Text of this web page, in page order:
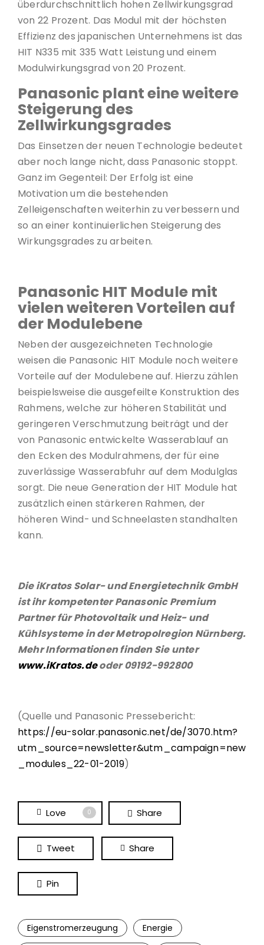
überdurchschnittlich hohen Zellwirkungsgrad
von 22 Prozent. Das Modul mit der höchsten
Effizienz des japanischen Unternehmens ist das
HIT N335 mit 335 Watt Leistung und einem
Modulwirkungsgrad von 20 Prozent.
Panasonic plant eine weitere
Steigerung des
Zellwirkungsgrades
Das Einsetzen der neuen Technologie bedeutet
aber noch lange nicht, dass Panasonic stoppt.
Ganz im Gegenteil: Der Erfolg ist eine
Motivation um die bestehenden
Zelleigenschaften weiterhin zu verbessern und
so an einer kontinuierlichen Steigerung des
Wirkungsgrades zu arbeiten.
Panasonic HIT Module mit
vielen weiteren Vorteilen auf
der Modulebene
Neben der ausgezeichneten Technologie
weisen die Panasonic HIT Module noch weitere
Vorteile auf der Modulebene auf. Hierzu zählen
beispielsweise die ausgefeilte Konstruktion des
Rahmens, welche zur höheren Stabilität und
geringeren Verschmutzung beiträgt und der
von Panasonic entwickelte Wasserablauf an
den Ecken des Modulrahmens, der für eine
zuverlässige Wasserabfuhr auf dem Modulglas
sorgt. Die neue Generation der HIT Module hat
zusätzlich einen stärkeren Rahmen, der
höheren Wind- und Schneelasten standhalten
kann.
Die iKratos Solar- und Energietechnik GmbH
ist ihr kompetenter Panasonic Premium
Partner für Photovoltaik und Heiz- und
Kühlsysteme in der Metropolregion Nürnberg.
Mehr Informationen finden Sie unter
www.iKratos.deoder 09192-992800
(Quelle und Panasonic Pressebericht:
https://eu-solar.panasonic.net/de/3070.htm?
utm_source=newsletter&utm_campaign=new
_modules_22-01-2019)
Love 0 Share
Tweet Share
Pin
Eigenstromerzeugung
Energie